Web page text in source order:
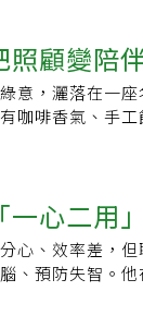
照顧變陪
交服務員
意，灑落在一
咖啡香氣、手
一心二用
單做運
心、效率差，
、預防失智。